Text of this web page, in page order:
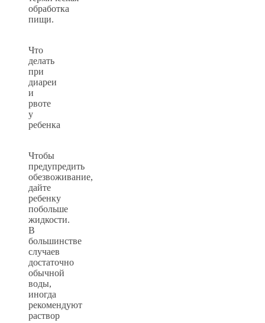
обработка
пищи.
Что
делать
при
диареи
и
рвоте
у
ребенка
Чтобы
предупредить
обезвоживание,
дайте
ребенку
побольше
жидкости.
В
большинстве
случаев
достаточно
обычной
воды,
иногда
рекомендуют
раствор